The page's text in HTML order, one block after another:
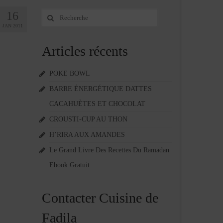
16
JAN 2011
Rechercher
Articles récents
POKE BOWL
BARRE ÉNERGÉTIQUE DATTES
CACAHUÈTES ET CHOCOLAT
CROUSTI-CUP AU THON
H’RIRA AUX AMANDES
Le Grand Livre Des Recettes Du Ramadan
Ebook Gratuit
Contacter Cuisine de
Fadila